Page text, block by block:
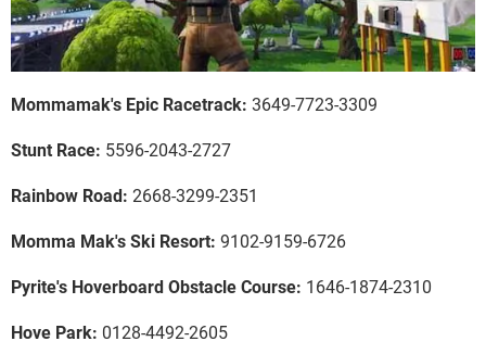
Mommamak's Epic Racetrack: 3649-7723-3309
Stunt Race: 5596-2043-2727
Rainbow Road: 2668-3299-2351
Momma Mak's Ski Resort: 9102-9159-6726
Pyrite's Hoverboard Obstacle Course: 1646-1874-2310
Hove Park: 0128-4492-2605